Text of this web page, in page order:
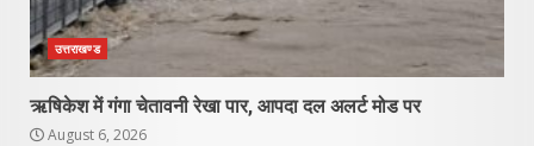
उत्तराखण्ड
ऋषिकेश में गंगा चेतावनी रेखा पार, आपदा दल अलर्ट मोड पर
August 6, 2026